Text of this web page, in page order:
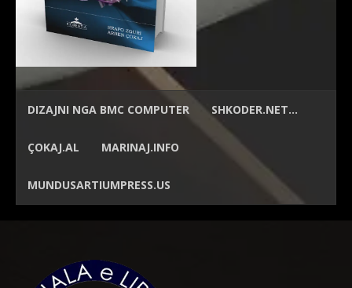
DIZAJNI NGA BMC COMPUTER SHKODER.NET…
ÇOKAJ.AL MARINAJ.INFO
MUNDUSARTIUMPRESS.US